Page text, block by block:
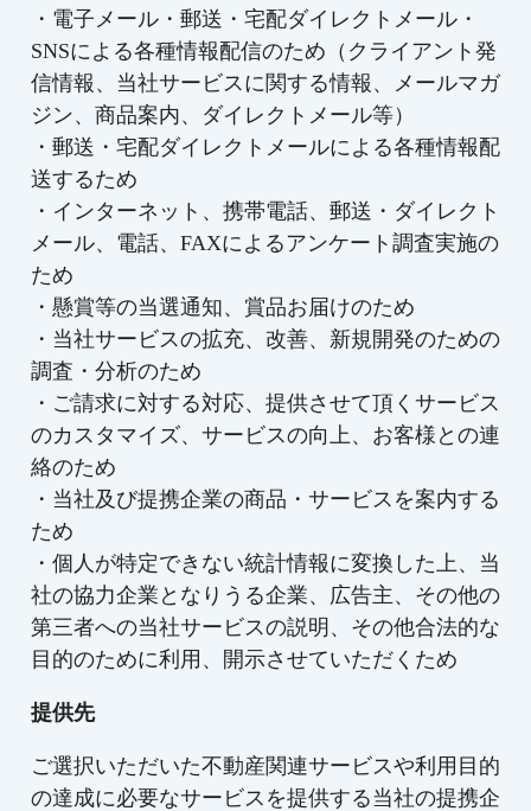
・電子メール・郵送・宅配ダイレクトメール・
SNSによる各種情報配信のため（クライアント発
信情報、当社サービスに関する情報、メールマガ
ジン、商品案内、ダイレクトメール等）
・郵送・宅配ダイレクトメールによる各種情報配
送するため
・インターネット、携帯電話、郵送・ダイレクト
メール、電話、FAXによるアンケート調査実施の
ため
・懸賞等の当選通知、賞品お届けのため
・当社サービスの拡充、改善、新規開発のための
調査・分析のため
・ご請求に対する対応、提供させて頂くサービス
のカスタマイズ、サービスの向上、お客様との連
絡のため
・当社及び提携企業の商品・サービスを案内する
ため
・個人が特定できない統計情報に変換した上、当
社の協力企業となりうる企業、広告主、その他の
第三者への当社サービスの説明、その他合法的な
目的のために利用、開示させていただくため
提供先
ご選択いただいた不動産関連サービスや利用目的
の達成に必要なサービスを提供する当社の提携企